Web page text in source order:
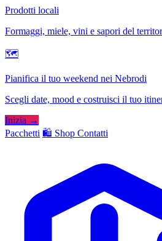
Prodotti locali
Formaggi, miele, vini e sapori del
🗺
Pianifica il tuo weekend nei Nebrodi
Scegli date, mood e costruisci il tuo
Inizia →
Pacchetti 🛍️ Shop Contatti